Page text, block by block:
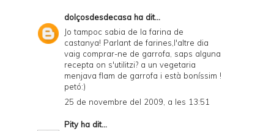
dolçosdesdecasa ha dit...
Jo tampoc sabia de la farina de
castanya! Parlant de farines,l'altre dia
vaig comprar-ne de garrofa, saps alguna
recepta on s'utilitzi? a un vegetaria
menjava flam de garrofa i està boníssim !
petó:)
25 de novembre del 2009, a les 13:51
Pityha dit...